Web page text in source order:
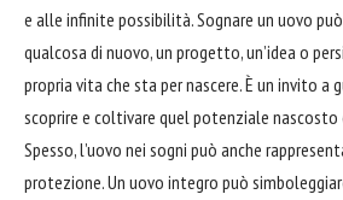
e alle infinite possibilità. Sognare un uovo
qualcosa di nuovo, un progetto, un’idea o
propria vita che sta per nascere. È un invito a
scoprire e coltivare quel potenziale nascosto
Spesso, l’uovo nei sogni può anche
protezione. Un uovo integro può